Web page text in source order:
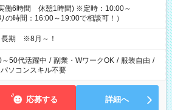
働6時間 休憩1時間) ※定時：10:00～
時間：16:00～19:00で相談可！）
長期 ※8月～！
～50代活躍中 / 副業・WワークOK / 服装自由 /
パソコンスキル不要
応募する 詳細へ